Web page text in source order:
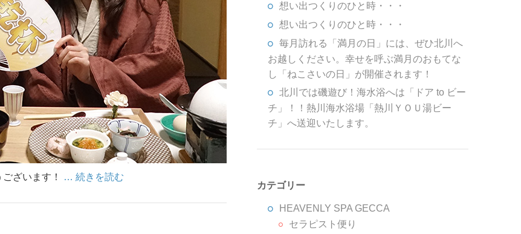
ざいます！ … 続きを読む
想い出つくりのひと時・・・
想い出つくりのひと時・・・
毎月訪れる「満月の日」には、ぜひ北川へ
お越しください。幸せを呼ぶ満月のおもてな
し「ねこさいの日」が開催されます！
北川では磯遊び！海水浴へは「ドア to ビー
チ」！！熱川海水浴場「熱川ＹＯＵ湯ビー
チ」へ送迎いたします。
カテゴリー
HEAVENLY SPA GECCA
セラピスト便り